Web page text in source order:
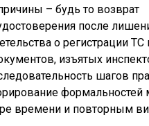
– будь то возврат
после
о регистрации ТС
изъятых
шагов
формальностей
времени и повторным